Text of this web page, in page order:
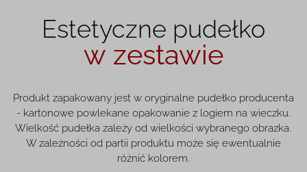
Estetyczne pudełko
w zestawie
Produkt zapakowany jest w oryginalne pudełko producenta
- kartonowe powlekane opakowanie z logiem na wieczku.
Wielkość pudełka zależy od wielkości wybranego obrazka.
W zależności od partii produktu może się ewentualnie
różnić kolorem.